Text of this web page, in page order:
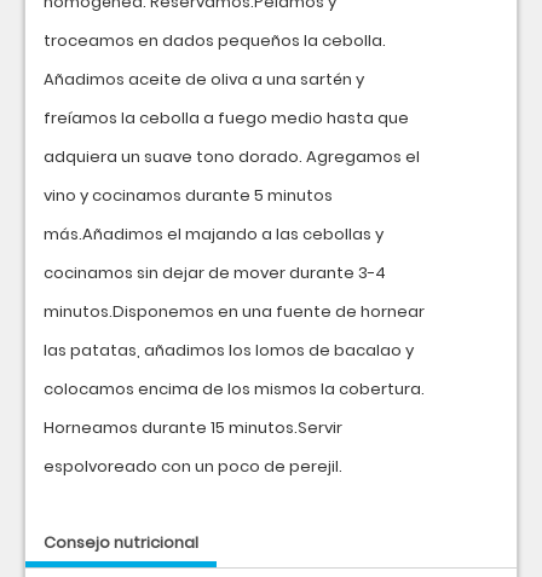
troceamos en dados pequeños la cebolla.
Añadimos aceite de oliva a una sartén y
freíamos la cebolla a fuego medio hasta que
adquiera un suave tono dorado. Agregamos el
vino y cocinamos durante 5 minutos
más.Añadimos el majando a las cebollas y
cocinamos sin dejar de mover durante 3-4
minutos.Disponemos en una fuente de hornear
las patatas, añadimos los lomos de bacalao y
colocamos encima de los mismos la cobertura.
Horneamos durante 15 minutos.Servir
espolvoreado con un poco de perejil.
Consejo nutricional